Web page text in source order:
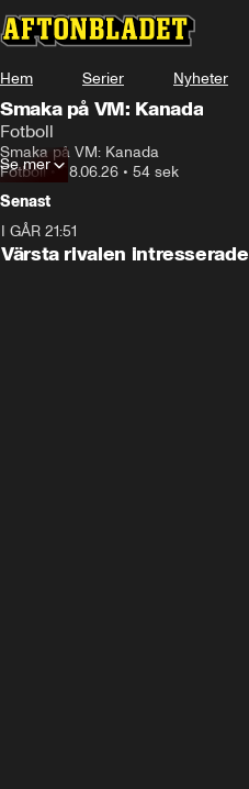
Hem Serier Nyheter
Smaka på VM: Kanada
Fotboll
Smaka på VM: Kanada
Fotboll•28.06.26 • 54 sek
Se mer
Senast
I GÅR 21:51
Värsta rivalen intresserade